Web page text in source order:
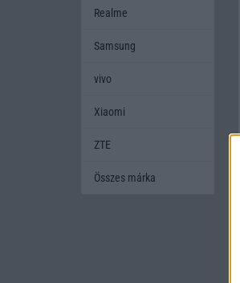
Realme
Samsung
vivo
Xiaomi
ZTE
Összes márka